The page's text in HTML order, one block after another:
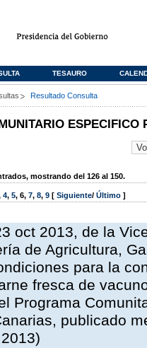
TESAURO
Resultado Consulta
ESPECIFICO
mostrando del 126 al 150.
4, 5, 6, 7, 8, 9 [ Siguiente/ Último ]
oct 2013, de la
de Agricultura,
para la
fresca de
Programa
publicado